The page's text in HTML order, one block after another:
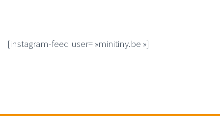
[instagram-feed user= »minitiny.be »]